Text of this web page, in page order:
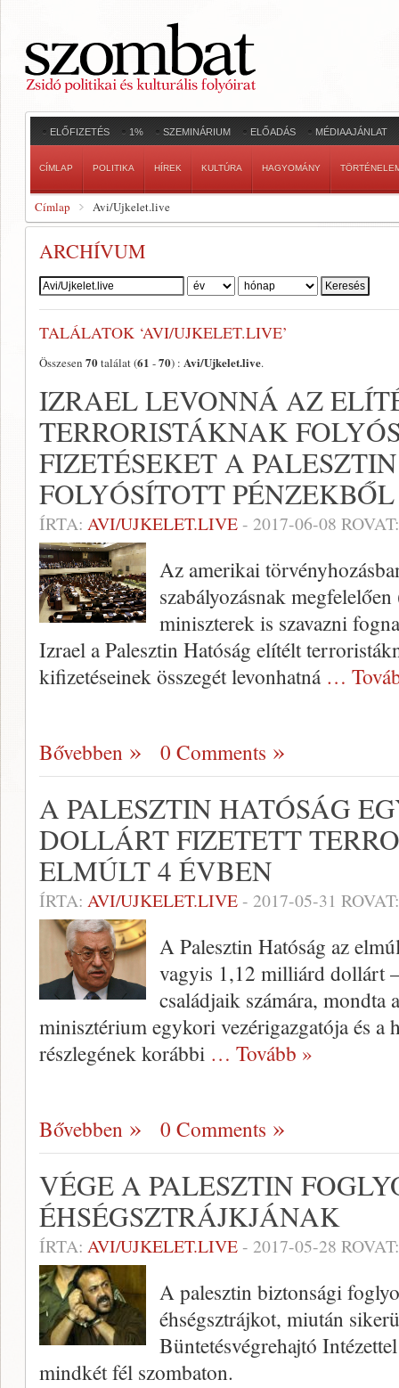
ELŐFIZETÉS 1% SZEMINÁRIUM ELŐADÁS MÉDIAAJÁNLAT
CÍMLAP POLITIKA HÍREK KULTÚRA HAGYOMÁNY
Címlap Avi/Ujkelet.live
ARCHÍVUM
Szerző:
TALÁLATOK ‘AVI/UJKELET.LIVE’
Összesen 70találat (61 -70) : Avi/Ujkelet.live.
IZRAEL LEVONNÁ AZ
TERRORISTÁKNAK
FIZETÉSEKET A
FOLYÓSÍTOTT PÉNZEKBŐL
ÍRTA: AVI/UJKELET.LIVE- 2017-06-08
Az amerikai
szabályozásnak
miniszterek is szavazni
Izrael a Palesztin Hatóság elítélt
kifizetéseinek összegét levonhatná …
Bővebben 0 Comments
A PALESZTIN HATÓSÁG
DOLLÁRT FIZETETT
ELMÚLT 4 ÉVBEN
ÍRTA: AVI/UJKELET.LIVE- 2017-05-31
A Palesztin Hatóság az
vagyis 1,12 milliárd dollárt
családjaik számára, mondta
minisztérium egykori vezérigazgatója és a
részlegének korábbi … Tovább »
Bővebben 0 Comments
VÉGE A PALESZTIN
ÉHSÉGSZTRÁJKJÁNAK
ÍRTA: AVI/UJKELET.LIVE- 2017-05-28
A palesztin biztonsági
éhségsztrájkot, miután
Büntetésvégrehajtó
mindkét fél szombaton.